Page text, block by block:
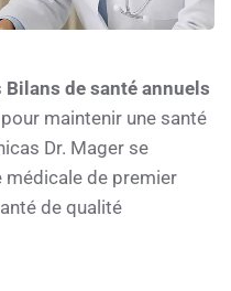
Bilans de santé annuels
maintenir une santé
Dr. Mager se
de premier
de qualité